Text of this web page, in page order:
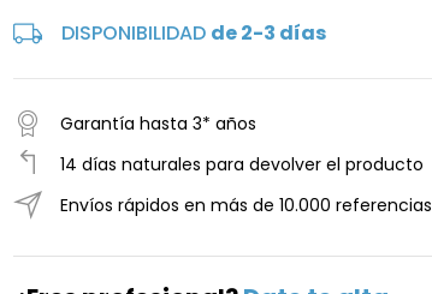
DISPONIBILIDAD de 2-3 días
Garantía hasta 3* años
14 días naturales para devolver el producto
Envíos rápidos en más de 10.000 referencias